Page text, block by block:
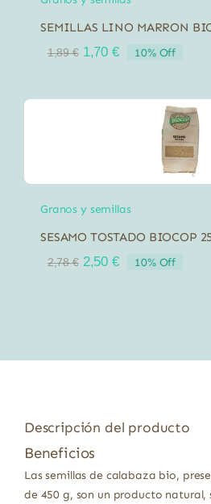
SEMILLAS LINO MARRON
1,89€ El
era:
1,70 €El
es:
10% Off
Granos y semillas
SESAMO TOSTADO BIOCOP
2,78€ El
2,50 €El
10% Off
Descripción del producto
Beneficios
Las semillas de calabaza bio,
de 450 g, son un producto natural,